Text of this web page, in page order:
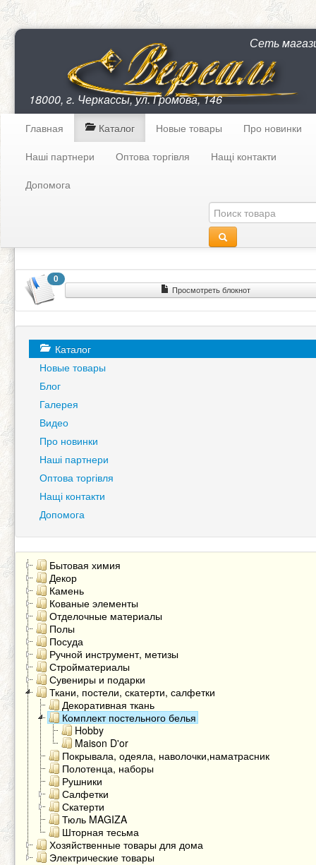
Сеть
18000, г. Черкассы, ул. Громова, 146
Главная Каталог Новые товары
Про новинки
Наші партнери
Оптова торгівля
Нащі контакти
Допомога
0
Просмотреть блокнот
Каталог
Новые товары
Блог
Галерея
Видео
Про новинки
Наші партнери
Оптова торгівля
Нащі контакти
Допомога
Бытовая химия
Декор
Камень
Кованые элементы
Отделочные материалы
Полы
Посуда
Ручной инструмент, метизы
Стройматериалы
Сувениры и подарки
Ткани, постели, скатерти, салфетки
Декоративная ткань
Комплект постельного белья
Hobby
Maison D'or
Покрывала, одеяла, наволочки,наматрасник
Полотенца, наборы
Рушники
Салфетки
Скатерти
Тюль MAGIZA
Шторная тесьма
Хозяйственные товары для дома
Электрические товары